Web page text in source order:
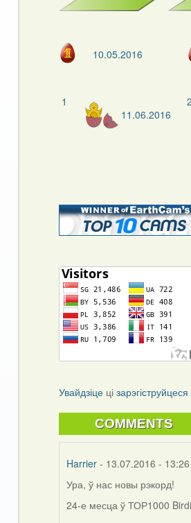
10.05.2016
1
11.06.2016
2
Увайдзіце цізарэгіструйцеся
COMMENTS
Harrier - 13.07.2016 - 13:26
Ура, ў нас новы рэкорд!
24-е месца ў ТОР1000